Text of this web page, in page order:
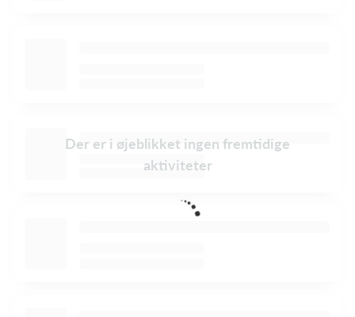
Der er i øjeblikket ingen fremtidige
aktiviteter